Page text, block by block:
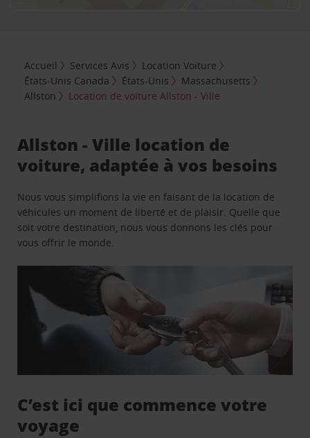
Accueil Services Avis
Location Voiture
États-Unis Canada
États-Unis
Massachusetts
Allston
Location de voiture Allston - Ville
Allston - Ville location de
voiture, adaptée à vos besoins
Nous vous simplifions la vie en faisant de la location de
véhicules un moment de liberté et de plaisir. Quelle que
soit votre destination, nous vous donnons les clés pour
vous offrir le monde.
C’est ici que commence votre
voyage